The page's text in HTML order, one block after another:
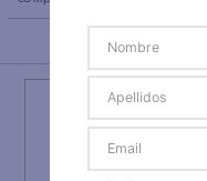
Y RECIBE